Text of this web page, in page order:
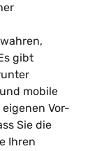
gibt
mobile
Vor-
Sie die
Ihren